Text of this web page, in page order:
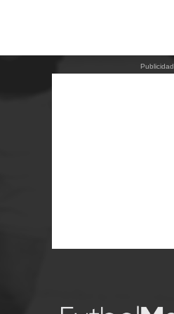
Publicidad